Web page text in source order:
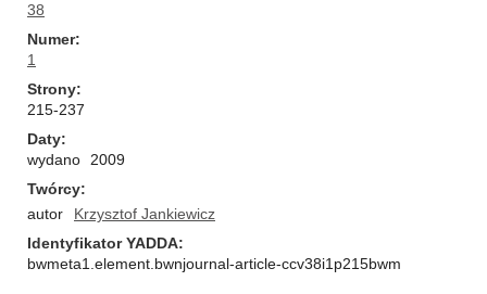
38
Numer
1
Strony
215-237
Daty
wydano
2009
Twórcy
autor
Krzysztof Jankiewicz
Identyfikator YADDA
bwmeta1.element.bwnjournal-article-ccv38i1p215bwm